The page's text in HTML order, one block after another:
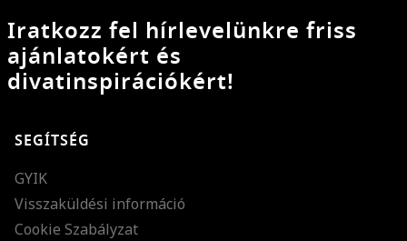
Iratkozz fel hírlevelünkre friss
ajánlatokért és
divatinspirációkért!
SEGÍTSÉG
GYIK
Visszaküldési információ
Cookie Szabályzat